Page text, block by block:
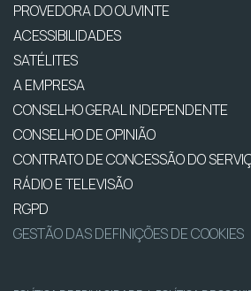
PROVEDORA DO OUVINTE
ACESSIBILIDADES
SATÉLITES
A EMPRESA
CONSELHO GERAL INDEPENDENTE
CONSELHO DE OPINIÃO
CONTRATO DE CONCESSÃO DO
RÁDIO E TELEVISÃO
RGPD
GESTÃO DAS DEFINIÇÕES DE COOKIES